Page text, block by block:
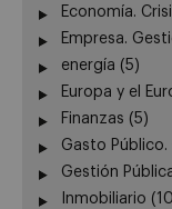
Economía.
Empresa.
energía (5)
Europa y el
Finanzas (5)
Gasto Público.
Gestión
Inmobiliario